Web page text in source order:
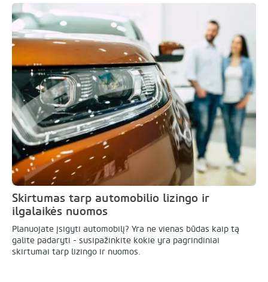
Skirtumas tarp automobilio lizingo ir
ilgalaikės nuomos
Planuojate įsigyti automobilį? Yra ne vienas būdas kaip tą
galite padaryti - susipažinkite kokie yra pagrindiniai
skirtumai tarp lizingo ir nuomos.